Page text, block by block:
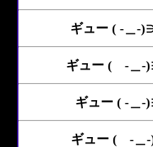
ギュー ( -＿-
ギュー ( -＿-
ギュー ( -＿-
ギュー ( -＿-